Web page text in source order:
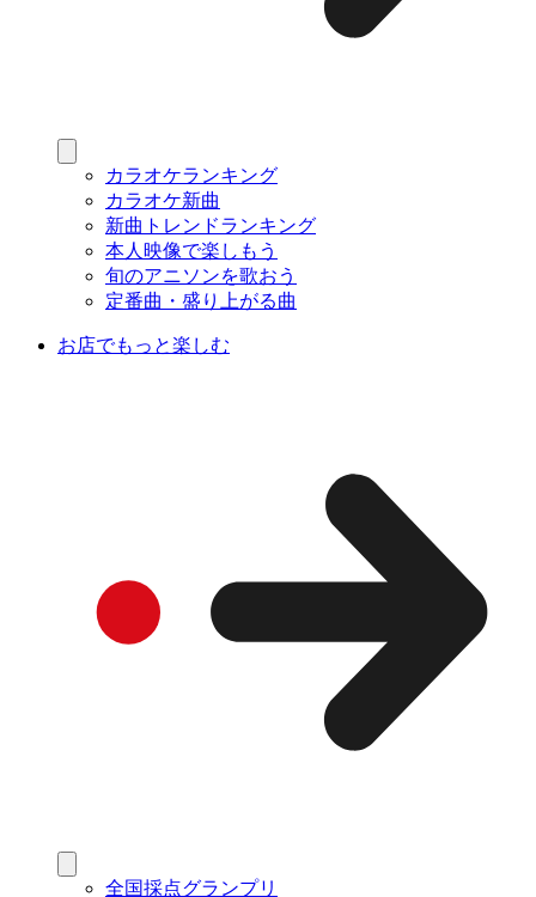
カラオケランキング
カラオケ新曲
新曲トレンドランキング
本人映像で楽しもう
旬のアニソンを歌おう
定番曲・盛り上がる曲
お店でもっと楽しむ
全国採点グランプリ